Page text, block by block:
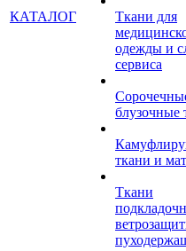
КАТАЛОГ
Ткани для
одежды и
сервиса
блузочные
ткани и
Ткани